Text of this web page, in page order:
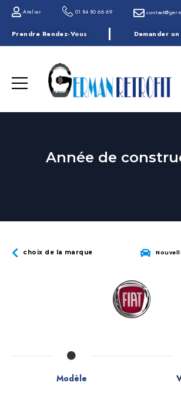
Atelier 01 84 80 66 69
Prendre Rendez-Vous Demander
Année de
choix de la marque
Modèle